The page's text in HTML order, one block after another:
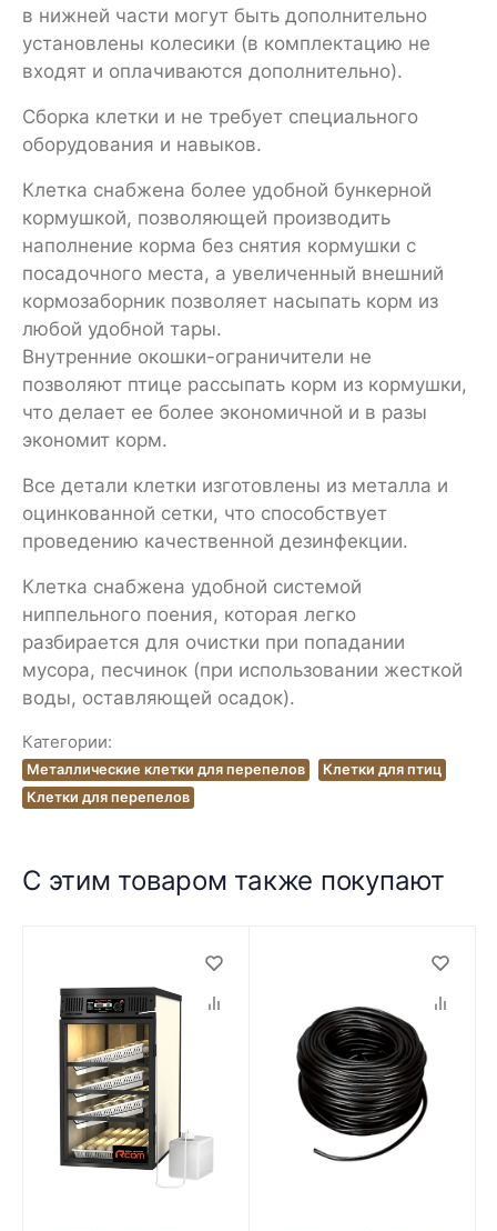
в нижней части могут быть дополнительно
установлены колесики (в комплектацию не
входят и оплачиваются дополнительно).
Сборка клетки и не требует специального
оборудования и навыков.
Клетка снабжена более удобной бункерной
кормушкой, позволяющей производить
наполнение корма без снятия кормушки с
посадочного места, а увеличенный внешний
кормозаборник позволяет насыпать корм из
любой удобной тары.
Внутренние окошки-ограничители не
позволяют птице рассыпать корм из кормушки,
что делает ее более экономичной и в разы
экономит корм.
Все детали клетки изготовлены из металла и
оцинкованной сетки, что способствует
проведению качественной дезинфекции.
Клетка снабжена удобной системой
ниппельного поения, которая легко
разбирается для очистки при попадании
мусора, песчинок (при использовании жесткой
воды, оставляющей осадок).
Категории:
Металлические клетки для перепелов
Клетки для птиц
Клетки для перепелов
С этим товаром также покупают